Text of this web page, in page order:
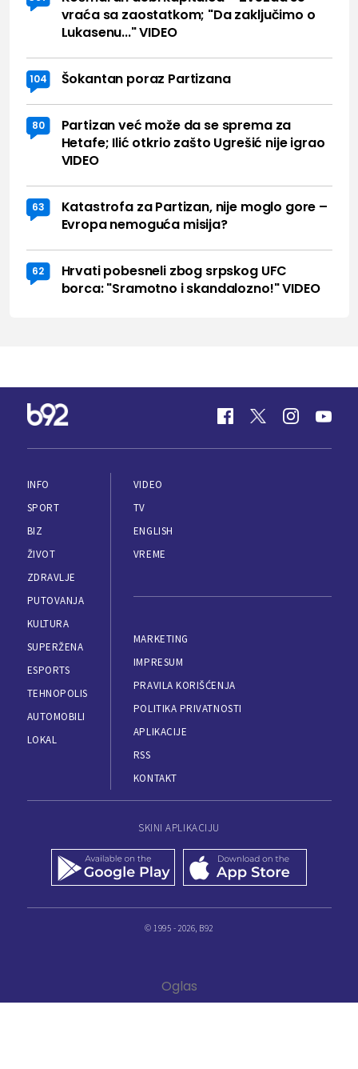
vraća sa zaostatkom; "Da zaključimo o
Lukasenu..." VIDEO
104 Šokantan poraz Partizana
80
Partizan već može da se sprema za
Hetafe; Ilić otkrio zašto Ugrešić nije igrao
VIDEO
63
Katastrofa za Partizan, nije moglo gore –
Evropa nemoguća misija?
62
Hrvati pobesneli zbog srpskog UFC
borca: "Sramotno i skandalozno!" VIDEO
INFO
SPORT
BIZ
ŽIVOT
ZDRAVLJE
PUTOVANJA
KULTURA
SUPERŽENA
ESPORTS
TEHNOPOLIS
AUTOMOBILI
LOKAL
VIDEO
TV
ENGLISH
VREME
MARKETING
IMPRESUM
PRAVILA KORIŠĆENJA
POLITIKA PRIVATNOSTI
APLIKACIJE
RSS
KONTAKT
SKINI APLIKACIJU
© 1995 - 2026, B92